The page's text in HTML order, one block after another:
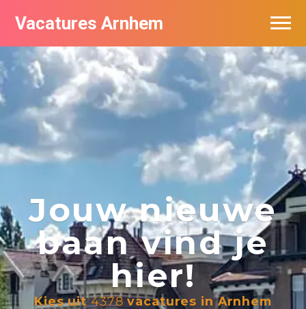
Vacatures Arnhem
Jouw nieuwe
baan vind je
hier!
Kies uit4378vacatures in Arnhem
Vacatures per bedrijf in Arnhem
Nieuwsbrief feed